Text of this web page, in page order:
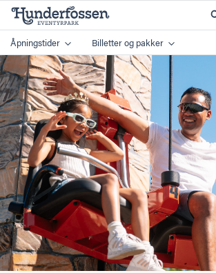
Åpningstider Billetter og pakker